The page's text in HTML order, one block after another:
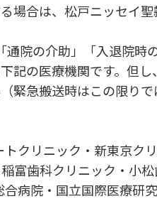
場合は、松戸ニッセイ聖
院の介助」「入退院時
記の医療機関です。但し
緊急搬送時はこの限り
クリニック・新東京ク
富歯科クリニック・小
病院・国立国際医療研